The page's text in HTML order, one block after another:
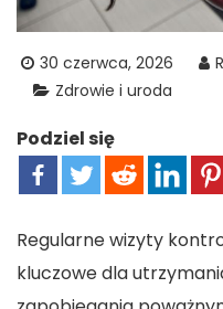
30 czerwca, 2026
Zdrowie i uroda
Podziel się
Regularne wizyty
kluczowe dla